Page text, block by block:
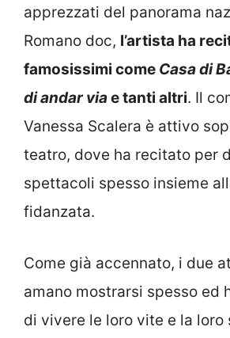
apprezzati del panorama
Romano doc, l’artista ha
famosissimi come Casa di
di andar viae tanti altri. Il
Vanessa Scalera è attivo
teatro, dove ha recitato per
spettacoli spesso insieme
fidanzata.
Come già accennato, i due
amano mostrarsi spesso ed
di vivere le loro vite e la loro